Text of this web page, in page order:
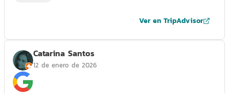
Ver en TripAdvisor
Catarina Santos
12 de enero de 2026